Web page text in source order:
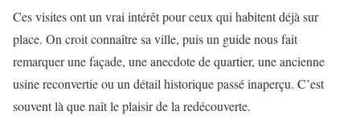
Ces visites ont un vrai intérêt pour ceux qui habitent déjà sur
place. On croit connaître sa ville, puis un guide nous fait
remarquer une façade, une anecdote de quartier, une ancienne
usine reconvertie ou un détail historique passé inaperçu. C’est
souvent là que naît le plaisir de la redécouverte.